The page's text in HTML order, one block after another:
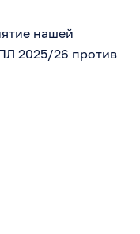
нашей
2025/26 против